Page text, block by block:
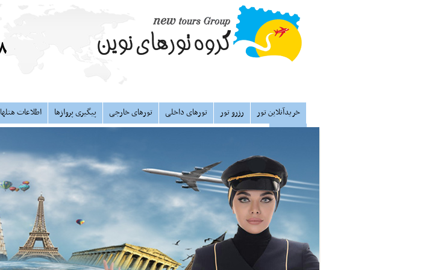
خریدآنلاین تور رزرو تور تورهای داخلی تورهای خارجی پیگیری پروازها اطلاعات هتلها